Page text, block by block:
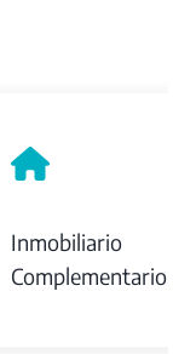
Inmobiliario
Complementario